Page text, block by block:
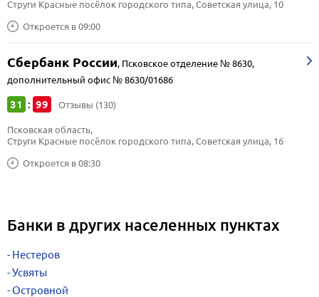
Откроется в 09:00
Струги Красные посёлок городского типа, Советская улица, 10
Сбербанк России, Псковское отделение № 8630,
дополнительный офис № 8630/01686
31 : 99 Отзывы (130)
Откроется в 08:30
Псковская область,
Струги Красные посёлок городского типа, Советская улица, 16
Банки в других населенных пунктах
Нестеров
Усвяты
Островной